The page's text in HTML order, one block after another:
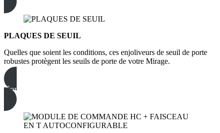
PLAQUES DE SEUIL
Quelles que soient les conditions, ces enjoliveurs de seuil de porte
robustes protègent les seuils de porte de votre Mirage.
Commandez dès maintenant